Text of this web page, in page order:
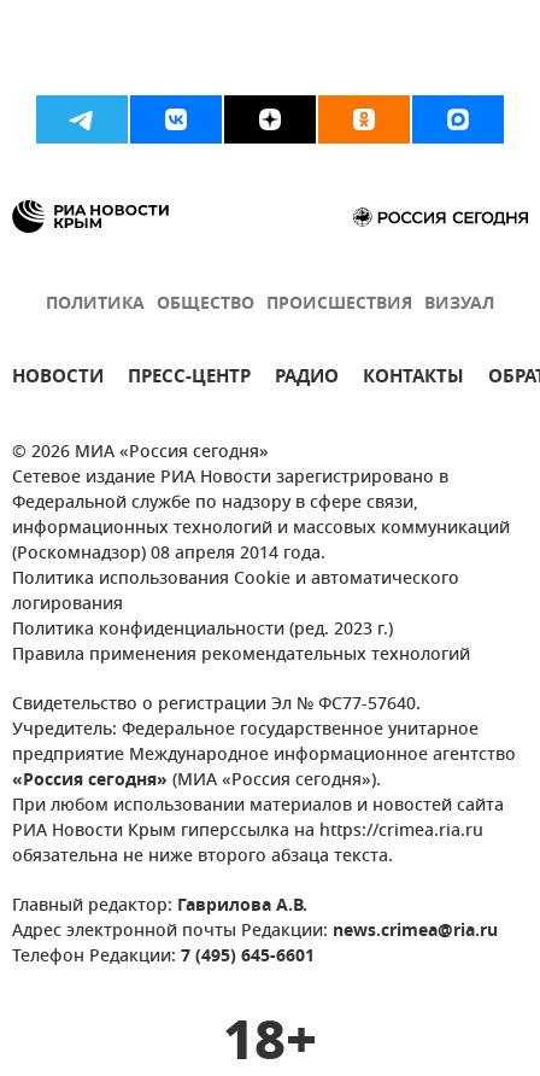
ПОЛИТИКА ОБЩЕСТВО ПРОИСШЕСТВИЯ ВИЗУАЛ
НОВОСТИ ПРЕСС-ЦЕНТР РАДИО КОНТАКТЫ
© 2026 МИА «Россия сегодня»
Сетевое издание РИА Новости зарегистрировано в
Федеральной службе по надзору в сфере связи,
информационных технологий и массовых коммуникаций
(Роскомнадзор) 08 апреля 2014 года.
Политика использования Cookie и автоматического
логирования
Политика конфиденциальности (ред. 2023 г.)
Правила применения рекомендательных технологий
Свидетельство о регистрации Эл № ФС77-57640.
Учредитель: Федеральное государственное унитарное
предприятие Международное информационное агентство
«Россия сегодня» (МИА «Россия сегодня»).
При любом использовании материалов и новостей сайта
РИА Новости Крым гиперссылка на https://crimea.ria.ru
обязательна не ниже второго абзаца текста.
Главный редактор: Гаврилова А.В.
Адрес электронной почты Редакции: news.crimea@ria.ru
Телефон Редакции: 7 (495) 645-6601
18+